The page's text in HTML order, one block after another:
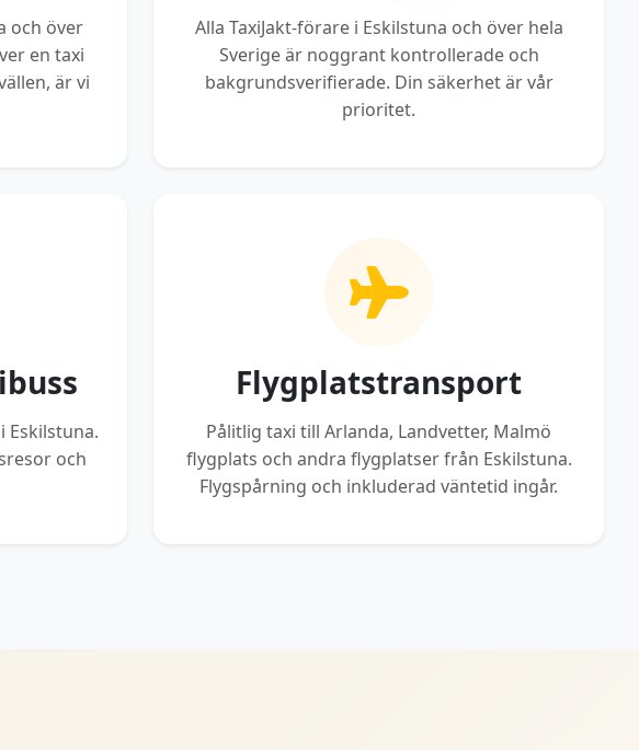
och över
en taxi
är vi
Alla TaxiJakt-förare i Eskilstuna och över hela
Sverige är noggrant kontrollerade och
bakgrundsverifierade. Din säkerhet är vår
prioritet.
och
Flygplatstransport
Pålitlig taxi till Arlanda, Landvetter, Malmö
flygplats och andra flygplatser från Eskilstuna.
Flygspårning och inkluderad väntetid ingår.